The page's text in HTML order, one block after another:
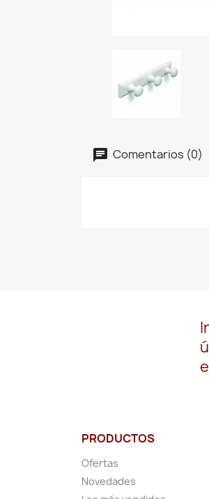
Comentarios (0)
PRODUCTOS
Ofertas
Novedades